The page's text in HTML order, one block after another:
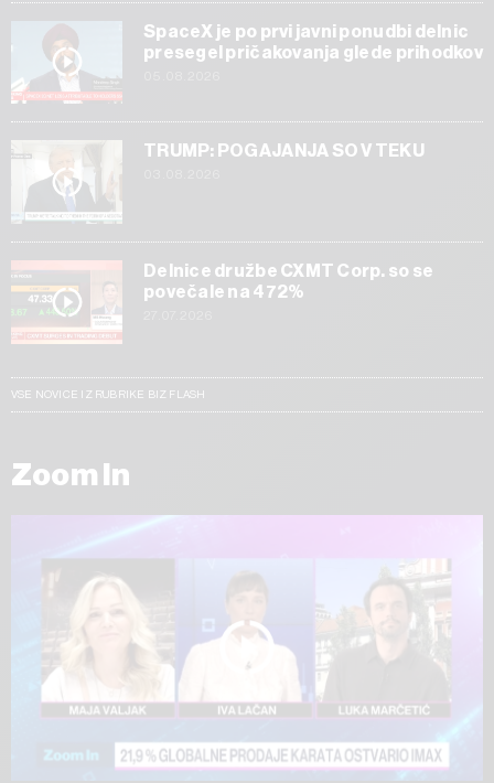
SpaceX je po prvi javni ponudbi delnic
presegel pričakovanja glede prihodkov
TRUMP: POGAJANJA SO V TEKU
Delnice družbe CXMT Corp. so se
povečale na 472%
VSE NOVICE IZ RUBRIKE BIZ FLASH
Zoom In